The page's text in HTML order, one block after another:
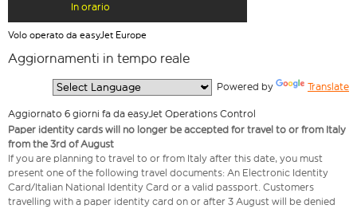
In orario
Volo operato da easyJet Europe
Aggiornamenti in tempo reale
Powered by Translate
Aggiornato 6 giorni fa da easyJet Operations Control
Paper identity cards will no longer be accepted for travel to or from Italy
from the 3rd of August
If you are planning to travel to or from Italy after this date, you must
present one of the following travel documents: An Electronic Identity
Card/Italian National Identity Card or a valid passport. Customers
travelling with a paper identity card on or after 3 August will be denied